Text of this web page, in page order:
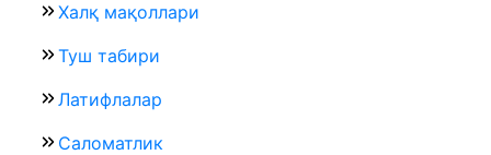
Халқ мақоллари
Туш табири
Латифлалар
Саломатлик